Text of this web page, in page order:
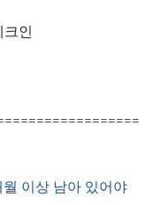
크인
월 이상 남아 있어야